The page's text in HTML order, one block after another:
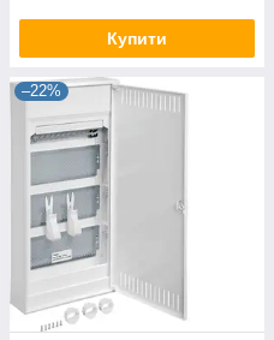
Купити
–22%